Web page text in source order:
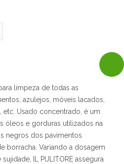
limpeza de todas as
azulejos, móveis lacados,
etc. Usado concentrado, é um
óleos e gorduras utilizados na
negros dos pavimentos
borracha. Variando a dosagem
IL PULITORE assegura